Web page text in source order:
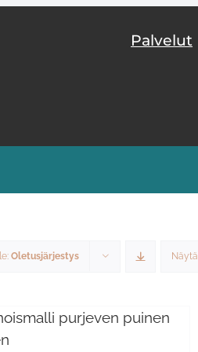
Palvelut
Oletusjärjestys Näytä
LISÄÄ OSTOSKORIIN
/